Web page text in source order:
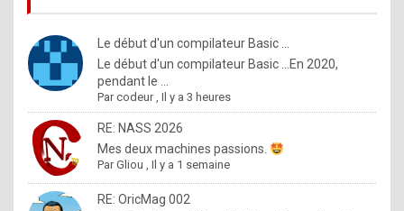
%
m
a
d
b
y
Le début d'un compilateur Basic ...
Le début d'un compilateur Basic ...En 2020,
pendant le ...
Parcodeur,Il y a 3 heures
RE: NASS 2026
Mes deux machines passions.
ParGliou ,Il y a 1 semaine
RE: OricMag 002